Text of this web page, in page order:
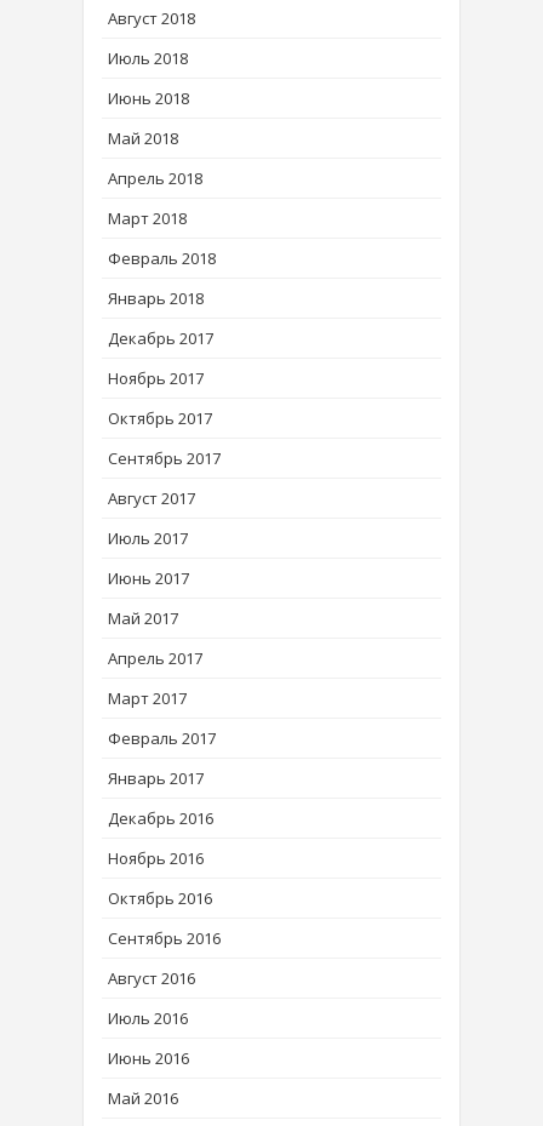
Август 2018
Июль 2018
Июнь 2018
Май 2018
Апрель 2018
Март 2018
Февраль 2018
Январь 2018
Декабрь 2017
Ноябрь 2017
Октябрь 2017
Сентябрь 2017
Август 2017
Июль 2017
Июнь 2017
Май 2017
Апрель 2017
Март 2017
Февраль 2017
Январь 2017
Декабрь 2016
Ноябрь 2016
Октябрь 2016
Сентябрь 2016
Август 2016
Июль 2016
Июнь 2016
Май 2016